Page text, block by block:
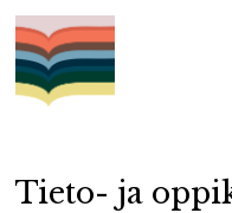
Hyppää
sisältöön
Tieto- ja